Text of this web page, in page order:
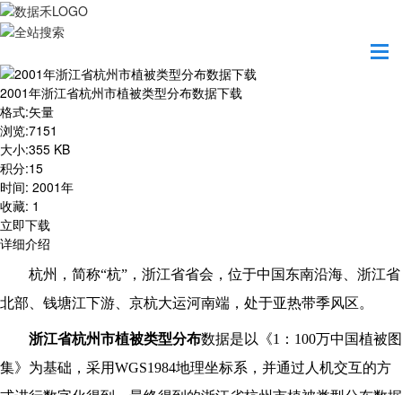
2001年浙江省杭州市植被类型分布数据下载
2001年浙江省杭州市植被类型分布数据下载
格式:矢量
浏览:7151
大小:355 KB
积分:15
时间: 2001年
收藏: 1
立即下载
详细介绍
杭州，简称“杭”，浙江省省会，位于中国东南沿海、浙江省
北部、钱塘江下游、京杭大运河南端，处于亚热带季风区。
浙江省杭州市植被类型分布数据是以《1：100万中国植被图
集》为基础，采用WGS1984地理坐标系，并通过人机交互的方